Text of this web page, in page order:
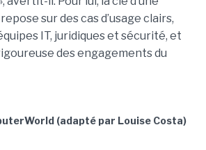
sur des cas d’usage clairs,
IT, juridiques et sécurité, et
des engagements du
(adapté par Louise Costa)